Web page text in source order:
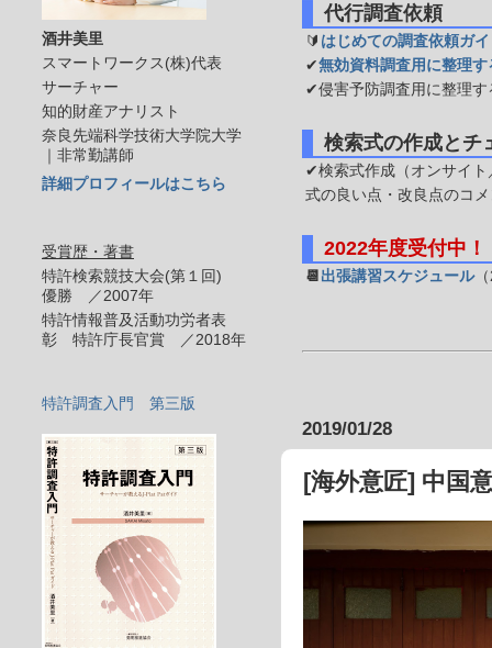
代行調査依頼
🔰 はじめての調査依頼ガ
✔無効資料調査用に整理
✔侵害予防調査用に整理す
検索式の作成とチ
✔検索式作成（オンサイト
式の良い点・改良点のコ
2022年度受付中！
📆 出張講習スケジュール
2019/01/28
[海外意匠] 中国
酒井美里
スマートワークス(株)代表
サーチャー
知的財産アナリスト
奈良先端科学技術大学院大学
｜非常勤講師
詳細プロフィールはこちら
受賞歴・著書
特許検索競技大会(第１回)
優勝 ／2007年
特許情報普及活動功労者表
彰 特許庁長官賞 ／2018年
特許調査入門 第三版